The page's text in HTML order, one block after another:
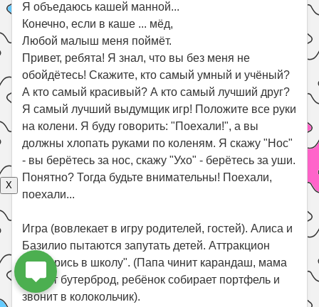
Я объедаюсь кашей манной...
Конечно, если в каше ... мёд,
Любой малыш меня поймёт.
Привет, ребята! Я знал, что вы без меня не
обойдётесь! Скажите, кто самый умный и учёный?
А кто самый красивый? А кто самый лучший друг?
Я самый лучший выдумщик игр! Положите все руки
на колени. Я буду говорить: "Поехали!", а вы
должны хлопать руками по коленям. Я скажу "Нос"
- вы берётесь за нос, скажу "Ухо" - берётесь за уши.
Понятно? Тогда будьте внимательны! Поехали,
поехали...
Игра (вовлекает в игру родителей, гостей). Алиса и
Базилио пытаются запутать детей. Аттракцион
"Соберись в школу". (Папа чинит карандаш, мама
делает бутерброд, ребёнок собирает портфель и
звонит в колокольчик).
X